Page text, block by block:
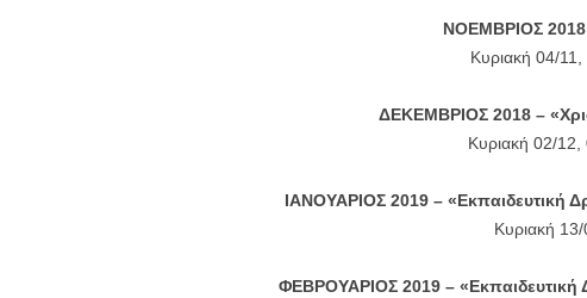
ΝΟΕΜΒΡΙΟΣ 2018
Κυριακή 04/
ΔΕΚΕΜΒΡΙΟΣ 2018 –
Κυριακή 02/
ΙΑΝΟΥΑΡΙΟΣ 2019 –«Εκπαιδευτική
Κυριακή
ΦΕΒΡΟΥΑΡΙΟΣ 2019 – «Εκπαιδευτική